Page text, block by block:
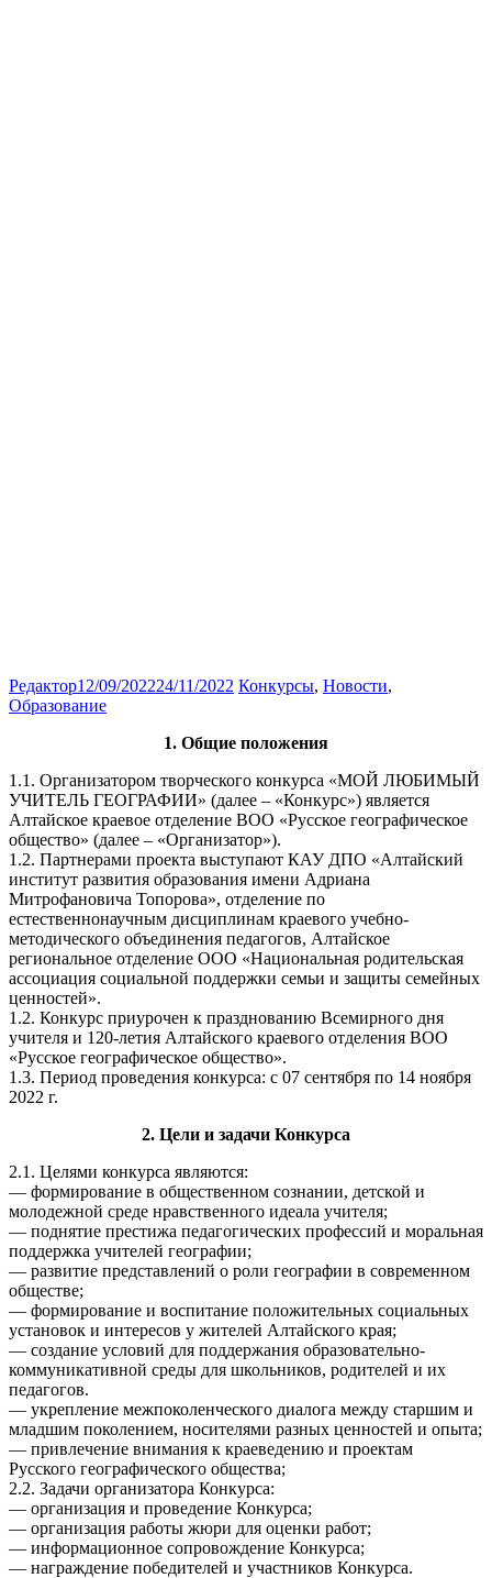
Редактор12/09/202224/11/2022 Конкурсы, Новости,
Образование
1. Общие положения
1.1. Организатором творческого конкурса «МОЙ ЛЮБИМЫЙ
УЧИТЕЛЬ ГЕОГРАФИИ» (далее – «Конкурс») является
Алтайское краевое отделение ВОО «Русское географическое
общество» (далее – «Организатор»).
1.2. Партнерами проекта выступают КАУ ДПО «Алтайский
институт развития образования имени Адриана
Митрофановича Топорова», отделение по
естественнонаучным дисциплинам краевого учебно-
методического объединения педагогов, Алтайское
региональное отделение ООО «Национальная родительская
ассоциация социальной поддержки семьи и защиты семейных
ценностей».
1.2. Конкурс приурочен к празднованию Всемирного дня
учителя и 120-летия Алтайского краевого отделения ВОО
«Русское географическое общество».
1.3. Период проведения конкурса: с 07 сентября по 14 ноября
2022 г.
2. Цели и задачи Конкурса
2.1. Целями конкурса являются:
— формирование в общественном сознании, детской и
молодежной среде нравственного идеала учителя;
— поднятие престижа педагогических профессий и моральная
поддержка учителей географии;
— развитие представлений о роли географии в современном
обществе;
— формирование и воспитание положительных социальных
установок и интересов у жителей Алтайского края;
— создание условий для поддержания образовательно-
коммуникативной среды для школьников, родителей и их
педагогов.
— укрепление межпоколенческого диалога между старшим и
младшим поколением, носителями разных ценностей и опыта;
— привлечение внимания к краеведению и проектам
Русского географического общества;
2.2. Задачи организатора Конкурса:
— организация и проведение Конкурса;
— организация работы жюри для оценки работ;
— информационное сопровождение Конкурса;
— награждение победителей и участников Конкурса.